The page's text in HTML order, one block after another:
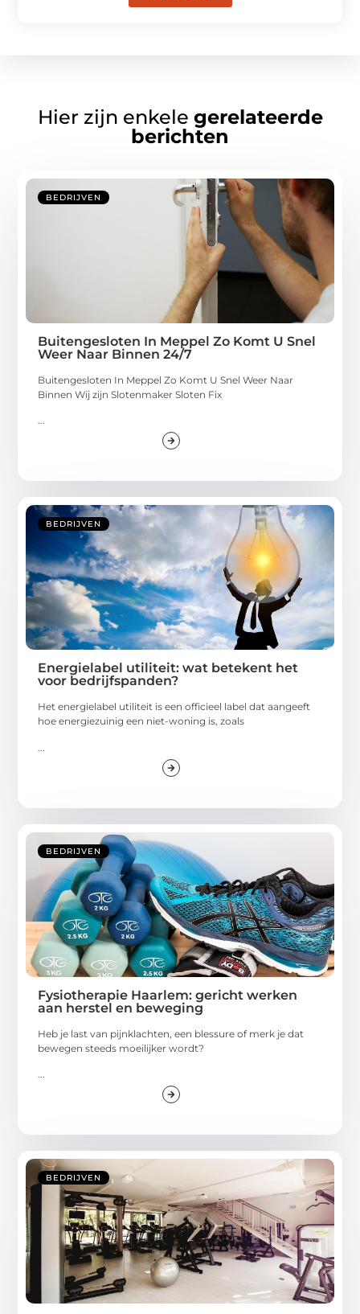
Hier zijn enkele gerelateerde
berichten
BEDRIJVEN
Buitengesloten In Meppel Zo Komt U Snel
Weer Naar Binnen 24/7
Buitengesloten In Meppel Zo Komt U Snel Weer Naar
Binnen Wij zijn Slotenmaker Sloten Fix
...
BEDRIJVEN
Energielabel utiliteit: wat betekent het
voor bedrijfspanden?
Het energielabel utiliteit is een officieel label dat aangeeft
hoe energiezuinig een niet-woning is, zoals
BEDRIJVEN
Fysiotherapie Haarlem: gericht werken
aan herstel en beweging
Heb je last van pijnklachten, een blessure of merk je dat
bewegen steeds moeilijker wordt?
...
BEDRIJVEN